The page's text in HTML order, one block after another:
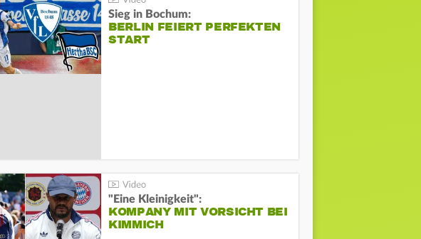
Sieg in Bochum:
BERLIN FEIERT PERFEKTEN
START
"Eine Kleinigkeit":
KOMPANY MIT VORSICHT BEI
KIMMICH